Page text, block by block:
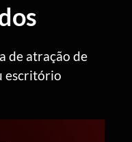
de atração de
escritório